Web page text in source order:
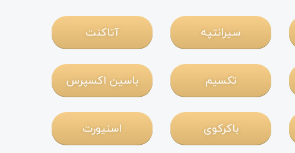
سیرانتپه آتاکنت
تکسیم باسین اکسپرس
باکرکوی اسنیورت